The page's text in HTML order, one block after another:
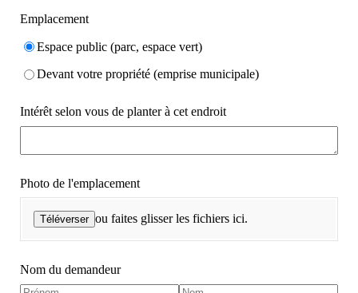
Emplacement
Espace public (parc, espace vert)
Devant votre propriété (emprise municipale)
Intérêt selon vous de planter à cet endroit
Photo de l'emplacement
Téléverser ou faites glisser les fichiers ici.
Nom du demandeur